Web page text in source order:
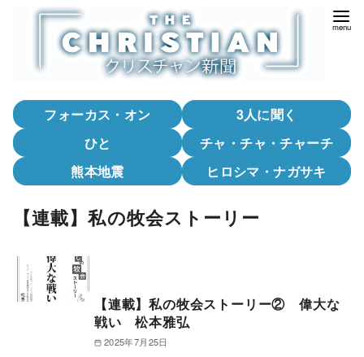
フォーカス・オン
3人に聞く
ひと
チャ・チャ・チャーチ
熊本地震
ヒロシマ・ナガサキ
【連載】私の牧会ストーリー
【連載】私の牧会ストーリー② 偉大な
戦い 松本雅弘
2025年7月25日